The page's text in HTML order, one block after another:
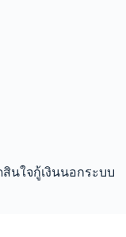
นใจกู้เงินนอกระบบ